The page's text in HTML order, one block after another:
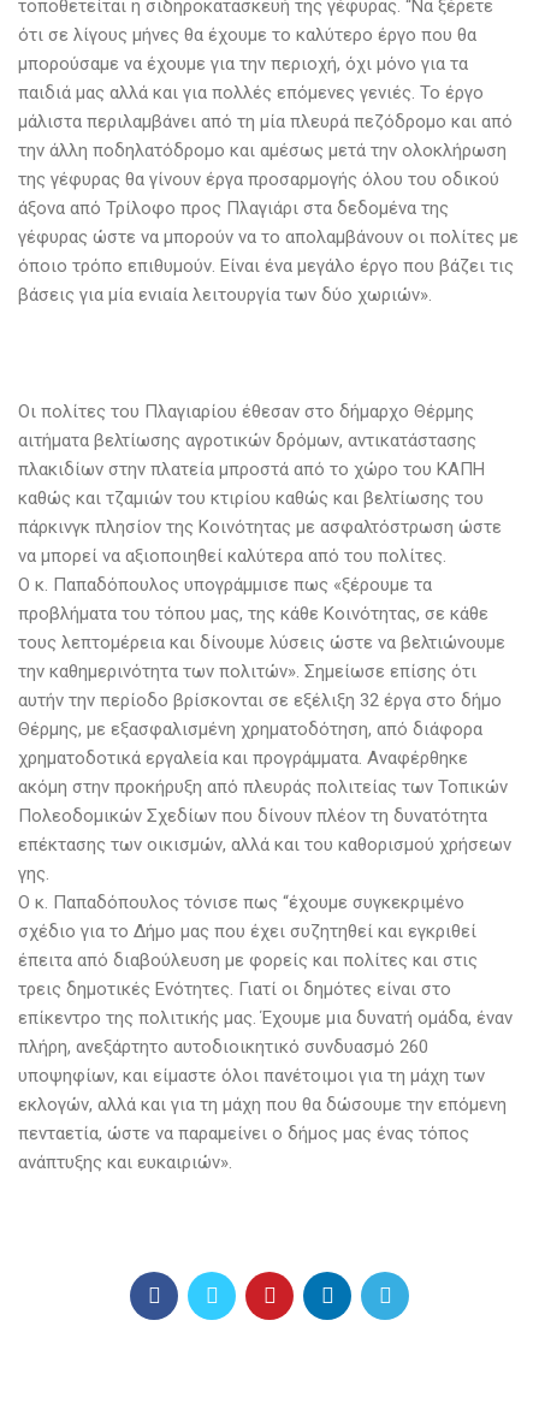
τοποθετείται η σιδηροκατασκευή της γέφυρας. “Να ξέρετε
ότι σε λίγους μήνες θα έχουμε το καλύτερο έργο που θα
μπορούσαμε να έχουμε για την περιοχή, όχι μόνο για τα
παιδιά μας αλλά και για πολλές επόμενες γενιές. Το έργο
μάλιστα περιλαμβάνει από τη μία πλευρά πεζόδρομο και από
την άλλη ποδηλατόδρομο και αμέσως μετά την ολοκλήρωση
της γέφυρας θα γίνουν έργα προσαρμογής όλου του οδικού
άξονα από Τρίλοφο προς Πλαγιάρι στα δεδομένα της
γέφυρας ώστε να μπορούν να το απολαμβάνουν οι πολίτες με
όποιο τρόπο επιθυμούν. Είναι ένα μεγάλο έργο που βάζει τις
βάσεις για μία ενιαία λειτουργία των δύο χωριών».
Οι πολίτες του Πλαγιαρίου έθεσαν στο δήμαρχο Θέρμης
αιτήματα βελτίωσης αγροτικών δρόμων, αντικατάστασης
πλακιδίων στην πλατεία μπροστά από το χώρο του ΚΑΠΗ
καθώς και τζαμιών του κτιρίου καθώς και βελτίωσης του
πάρκινγκ πλησίον της Κοινότητας με ασφαλτόστρωση ώστε
να μπορεί να αξιοποιηθεί καλύτερα από του πολίτες.
Ο κ. Παπαδόπουλος υπογράμμισε πως «ξέρουμε τα
προβλήματα του τόπου μας, της κάθε Κοινότητας, σε κάθε
τους λεπτομέρεια και δίνουμε λύσεις ώστε να βελτιώνουμε
την καθημερινότητα των πολιτών». Σημείωσε επίσης ότι
αυτήν την περίοδο βρίσκονται σε εξέλιξη 32 έργα στο δήμο
Θέρμης, με εξασφαλισμένη χρηματοδότηση, από διάφορα
χρηματοδοτικά εργαλεία και προγράμματα. Αναφέρθηκε
ακόμη στην προκήρυξη από πλευράς πολιτείας των Τοπικών
Πολεοδομικών Σχεδίων που δίνουν πλέον τη δυνατότητα
επέκτασης των οικισμών, αλλά και του καθορισμού χρήσεων
γης.
Ο κ. Παπαδόπουλος τόνισε πως “έχουμε συγκεκριμένο
σχέδιο για το Δήμο μας που έχει συζητηθεί και εγκριθεί
έπειτα από διαβούλευση με φορείς και πολίτες και στις
τρεις δημοτικές Ενότητες. Γιατί οι δημότες είναι στο
επίκεντρο της πολιτικής μας. Έχουμε μια δυνατή ομάδα, έναν
πλήρη, ανεξάρτητο αυτοδιοικητικό συνδυασμό 260
υποψηφίων, και είμαστε όλοι πανέτοιμοι για τη μάχη των
εκλογών, αλλά και για τη μάχη που θα δώσουμε την επόμενη
πενταετία, ώστε να παραμείνει ο δήμος μας ένας τόπος
ανάπτυξης και ευκαιριών».